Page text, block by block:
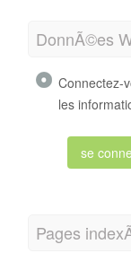
DonnÃ©es
Connectez-
les
se
Pages